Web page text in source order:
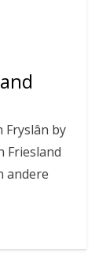
Fryslân by
Friesland
andere